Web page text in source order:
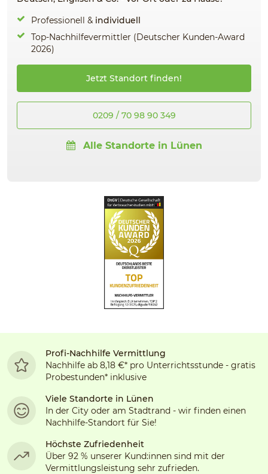
Professionell & individuell
Top-Nachhilfevermittler (Deutscher Kunden-Award
2026)
Jetzt Standort finden!
0209 / 70 98 90 349
Alle Standorte in Lünen
Profi-Nachhilfe Vermittlung
Nachhilfe ab 8,18 €* pro Unterrichtsstunde - gratis
Probestunden* inklusive
Viele Standorte in Lünen
In der City oder am Stadtrand - wir finden einen
Nachhilfe-Standort für Sie!
Höchste Zufriedenheit
Über 92 % unserer Kund:innen sind mit der
Vermittlungsleistung sehr zufrieden.